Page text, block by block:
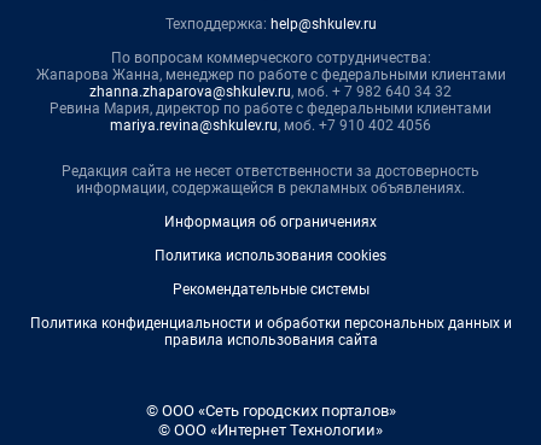
Техподдержка: help@shkulev.ru
По вопросам коммерческого сотрудничества:
Жапарова Жанна, менеджер по работе с федеральными клиентами
zhanna.zhaparova@shkulev.ru, моб. + 7 982 640 34 32
Ревина Мария, директор по работе с федеральными клиентами
mariya.revina@shkulev.ru, моб. +7 910 402 4056
Редакция сайта не несет ответственности за достоверность
информации, содержащейся в рекламных объявлениях.
Информация об ограничениях
Политика использования cookies
Рекомендательные системы
Политика конфиденциальности и обработки персональных данных и
правила использования сайта
© ООО «Сеть городских порталов»
© ООО «Интернет Технологии»